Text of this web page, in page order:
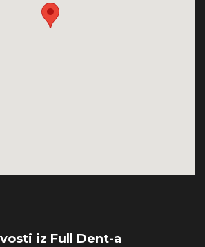
iz Full Dent-a